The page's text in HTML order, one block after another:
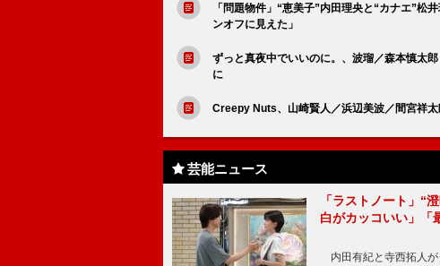
「問題物件」“恵美⼦”内田理央と“カナエ”
ンオフに見えた」
ずっと真夜中でいいのに。、波瑠／森本慎太
に
Creepy Nuts、山崎賢人／浜辺美波／間宮祥
芸能ニュース
「ラストノート」“
白がカッコいい」「
内田有紀と寺西拓人が